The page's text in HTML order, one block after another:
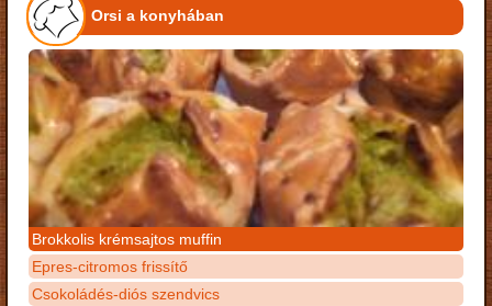
Orsi a konyhában
Brokkolis krémsajtos muffin
Epres-citromos frissítő
Csokoládés-diós szendvics